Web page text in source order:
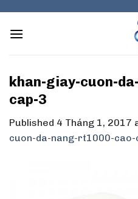
content
khan-giay-cuon-
cap-3
Published 4 Tháng 1, 2017
cuon-da-nang-rt1000-cao-